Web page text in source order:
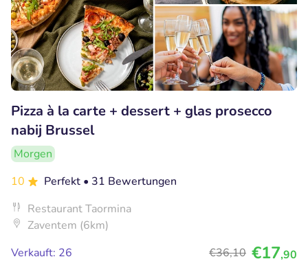
Pizza à la carte + dessert + glas prosecco
nabij Brussel
Morgen
10
Perfekt • 31 Bewertungen
Restaurant Taormina
Zaventem (6km)
Verkauft: 26
€36,10 €17,90